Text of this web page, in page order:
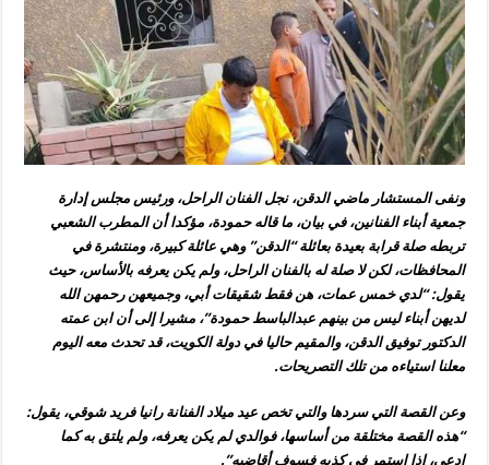
ونفى المستشار ماضي الدقن، نجل الفنان الراحل، ورئيس مجلس إدارة
جمعية أبناء الفنانين، في بيان، ما قاله حمودة، مؤكدا أن المطرب الشعبي
تربطه صلة قرابة بعيدة بعائلة “الدقن” وهي عائلة كبيرة، ومنتشرة في
المحافظات، لكن لا صلة له بالفنان الراحل، ولم يكن يعرفه بالأساس، حيث
يقول: “لدي خمس عمات، هن فقط شقيقات أبي، وجميعهن رحمهن الله
لديهن أبناء ليس من بينهم عبدالباسط حمودة”، مشيرا إلى أن ابن عمته
الدكتور توفيق الدقن، والمقيم حاليا في دولة الكويت، قد تحدث معه اليوم
معلنا استياءه من تلك التصريحات.
وعن القصة التي سردها والتي تخص عيد ميلاد الفنانة رانيا فريد شوقي، يقول:
“هذه القصة مختلقة من أساسها، فوالدي لم يكن يعرفه، ولم يلتق به كما
ادعى، إذا استمر في كذبه فسوف أقاضيه”.